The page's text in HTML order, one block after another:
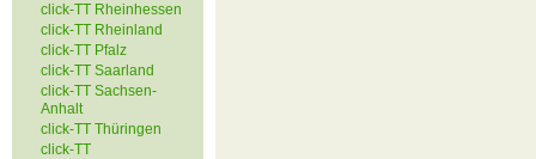
click-TT Rheinhessen
click-TT Rheinland
click-TT Pfalz
click-TT Saarland
click-TT Sachsen-
Anhalt
click-TT Thüringen
click-TT